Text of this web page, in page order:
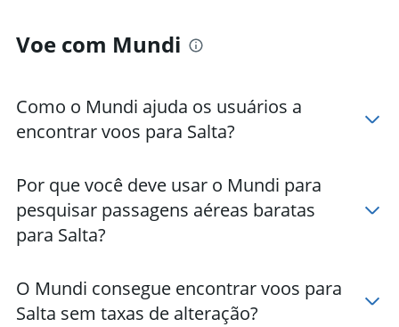
Voe com Mundi
Como o Mundi ajuda os usuários a
encontrar voos para Salta?
Por que você deve usar o Mundi para
pesquisar passagens aéreas baratas
para Salta?
O Mundi consegue encontrar voos para
Salta sem taxas de alteração?